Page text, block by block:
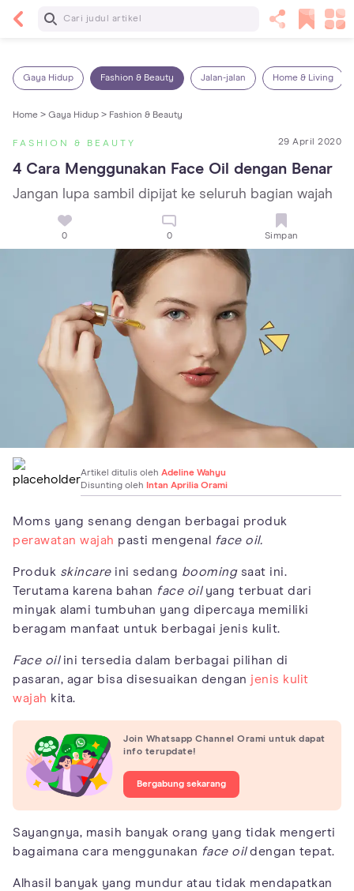
Baca Selanjutnya
Gaya Hidup Fashion & Beauty Jalan-jalan Home & Living
Home > Gaya Hidup > Fashion & Beauty
FASHION & BEAUTY 29 April 2020
4 Cara Menggunakan Face Oil dengan Benar
Jangan lupa sambil dipijat ke seluruh bagian wajah
0 0 Simpan
Artikel ditulis oleh Adeline Wahyu
Disunting oleh Intan Aprilia Orami
Moms yang senang dengan berbagai produk
perawatan wajah pasti mengenal face oil.
Produk skincareini sedang boomingsaat ini.
Terutama karena bahan face oilyang terbuat dari
minyak alami tumbuhan yang dipercaya memiliki
beragam manfaat untuk berbagai jenis kulit.
Face oilini tersedia dalam berbagai pilihan di
pasaran, agar bisa disesuaikan dengan jenis kulit
wajah kita.
Join Whatsapp Channel Orami untuk dapat
info terupdate!
Bergabung sekarang
Sayangnya, masih banyak orang yang tidak mengerti
bagaimana cara menggunakan face oildengan tepat.
Alhasil banyak yang mundur atau tidak mendapatkan